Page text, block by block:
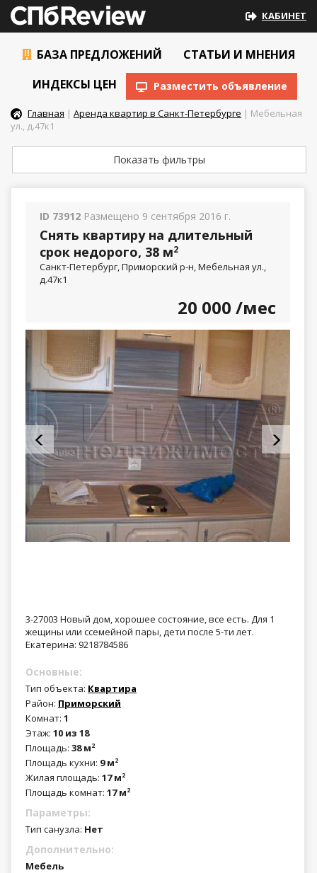
КАБИНЕТ
БАЗА ПРЕДЛОЖЕНИЙ
СТАТЬИ И МНЕНИЯ
ИНДЕКСЫ ЦЕН
Разместить объявление
Главная | Аренда квартир в Санкт-Петербурге | Мебельная
ул., д.47к1
Показать фильтры
ID 73912 Размещено 9 сентября 2016 г.
Снять квартиру на длительный
срок недорого, 38 м2
Санкт-Петербург, Приморский р-н, Мебельная ул.,
д.47к1
20 000 /мес
3-27003 Новый дом, хорошее состояние, все есть. Для 1
жещины или ссемейной пары, дети после 5-ти лет.
Екатерина: 9218784586
Основные:
Тип объекта: Квартира
Район: Приморский
Комнат: 1
Этаж: 10 из 18
Площадь: 38 м2
Площадь кухни: 9 м2
Жилая площадь: 17 м2
Площадь комнат: 17 м2
Параметры:
Тип санузла: Нет
Дополнительно:
Мебель